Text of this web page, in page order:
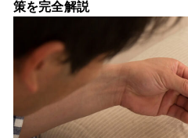
策を完全解説